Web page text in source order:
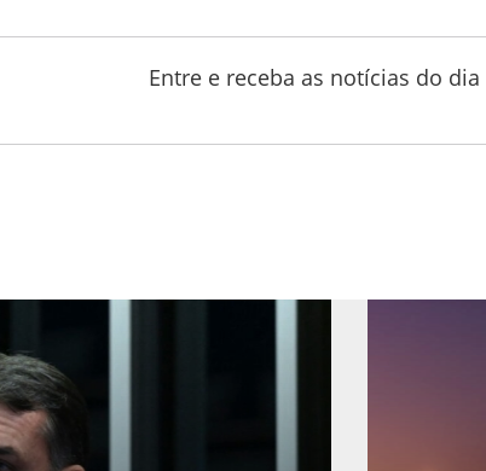
Entre e receba as notícias do dia